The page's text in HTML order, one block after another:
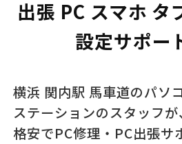
出張 PC スマホ タ
設定サポー
横浜 関内駅 馬車道のパソ
ステーションのスタッフが
格安でPC修理・PC出張サ